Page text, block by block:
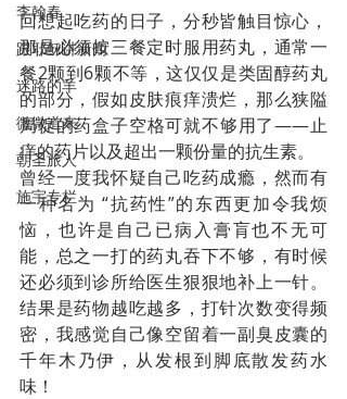
李翰春
跟耶稣讲新闻
迷路的羊
微微道来
朝圣旅人
施宇专栏
回想起吃药的日子，分秒皆触目惊心，
那是必须按三餐定时服用药丸，通常一
餐2颗到6颗不等，这仅仅是类固醇药丸
的部分，假如皮肤痕痒溃烂，那么狭隘
局促的药盒子空格可就不够用了——止
痒的药片以及超出一颗份量的抗生素。
曾经一度我怀疑自己吃药成瘾，然而有
一种名为 “抗药性”的东西更加令我烦
恼，也许是自己已病入膏肓也不无可
能，总之一打的药丸吞下不够，有时候
还必须到诊所给医生狠狠地补上一针。
结果是药物越吃越多，打针次数变得频
密，我感觉自己像空留着一副臭皮囊的
千年木乃伊，从发根到脚底散发药水
味！